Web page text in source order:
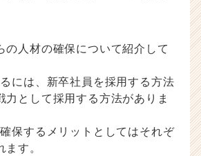
の人材の確保について紹介して
には、新卒社員を採用する方法
力として採用する方法がありま
保するメリットとしてはそれぞ
す。